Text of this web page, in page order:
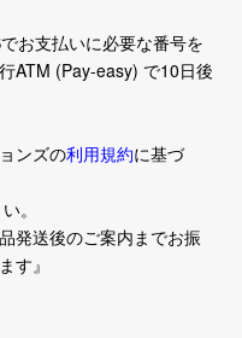
お支払いに必要な番号を
ATM (Pay-easy) で10日後
ンズの利用規約に基づ
。
発送後のご案内までお振
す』